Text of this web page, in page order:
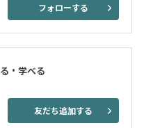
フォローする
・学べる
友だち追加する